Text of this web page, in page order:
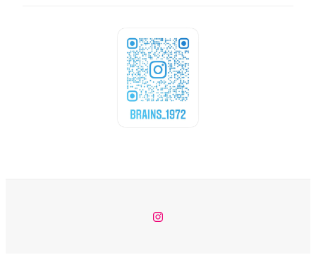
Instagram